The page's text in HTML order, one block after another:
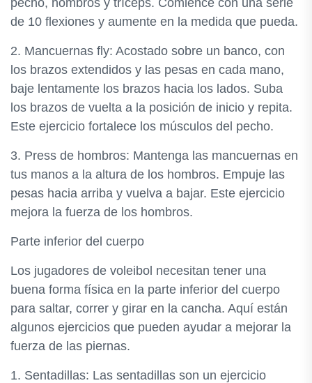
pecho, hombros y tríceps. Comience con una serie
de 10 flexiones y aumente en la medida que pueda.
2. Mancuernas fly: Acostado sobre un banco, con
los brazos extendidos y las pesas en cada mano,
baje lentamente los brazos hacia los lados. Suba
los brazos de vuelta a la posición de inicio y repita.
Este ejercicio fortalece los músculos del pecho.
3. Press de hombros: Mantenga las mancuernas en
tus manos a la altura de los hombros. Empuje las
pesas hacia arriba y vuelva a bajar. Este ejercicio
mejora la fuerza de los hombros.
Parte inferior del cuerpo
Los jugadores de voleibol necesitan tener una
buena forma física en la parte inferior del cuerpo
para saltar, correr y girar en la cancha. Aquí están
algunos ejercicios que pueden ayudar a mejorar la
fuerza de las piernas.
1. Sentadillas: Las sentadillas son un ejercicio